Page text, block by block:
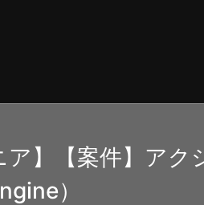
ア】【案件】ア
）